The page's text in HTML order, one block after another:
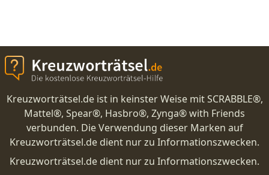
Kreuzworträtsel.de ist in keinster Weise mit SCRABBLE®,
Mattel®, Spear®, Hasbro®, Zynga® with Friends
verbunden. Die Verwendung dieser Marken auf
Kreuzworträtsel.de dient nur zu Informationszwecken.
Kreuzworträtsel.de dient nur zu Informationszwecken.